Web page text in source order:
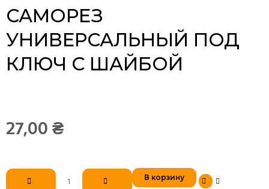
САМОРЕЗ
УНИВЕРСАЛЬНЫЙ ПОД
КЛЮЧ С ШАЙБОЙ
27,00 ₴
Количество
товара
В корзину